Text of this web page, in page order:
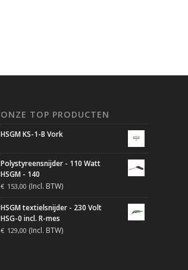
ONZE TOP PRODUCTEN
HSGM KS-1-B Vork
Polystyreensnijder - 110 Watt
HSGM - 140
€ 153,00 (Incl. BTW)
HSGM textielsnijder - 230 Volt
HSG-0 incl. R-mes
€ 129,00 (Incl. BTW)